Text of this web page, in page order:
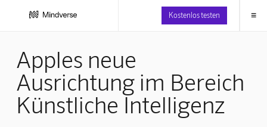
Kostenlos testen ≡
Apples neue
Ausrichtung im Bereich
Künstliche Intelligenz